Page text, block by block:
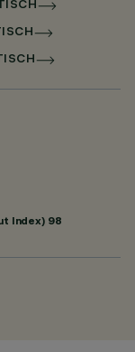
Index) 98